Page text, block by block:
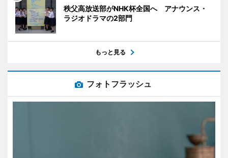
秩父高放送部がNHK杯全国へ アナウンス・
ラジオドラマの2部門
もっと見る
フォトフラッシュ